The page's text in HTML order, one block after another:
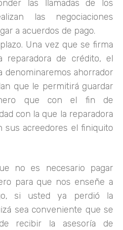
las llamadas de los
las negociaciones
a acuerdos de pago.
Una vez que se firma
reparadora de crédito, el
denominaremos ahorrador
que le permitirá guardar
que con el fin de
con la que la reparadora
sus acreedores el finiquito
no es necesario pagar
para que nos enseñe a
si usted ya perdió la
sea conveniente que se
recibir la asesoría de